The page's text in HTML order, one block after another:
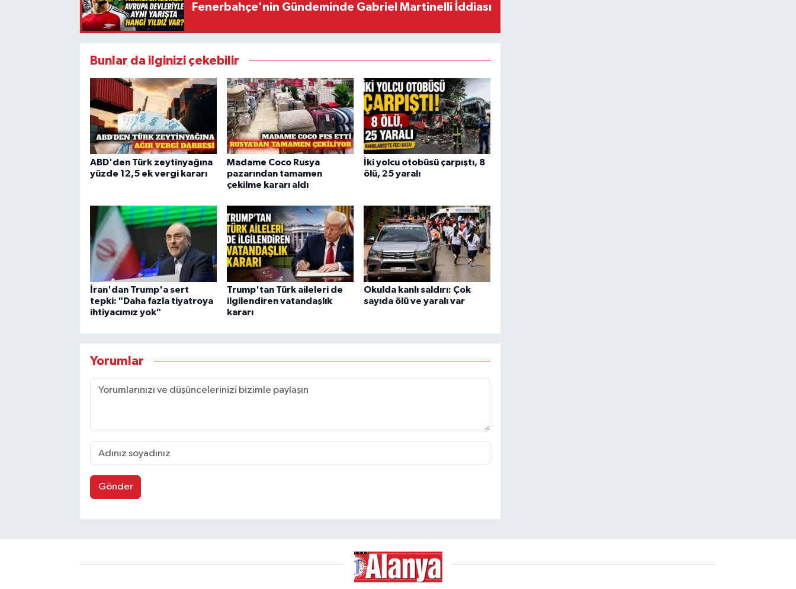
Fenerbahçe'nin Gündeminde Gabriel Martinelli İddiası
Bunlar da ilginizi çekebilir
ABD'den Türk zeytinyağına
yüzde 12,5 ek vergi kararı
Madame Coco Rusya
pazarından tamamen
çekilme kararı aldı
İki yolcu otobüsü çarpıştı, 8
ölü, 25 yaralı
İran'dan Trump'a sert
tepki: "Daha fazla tiyatroya
ihtiyacımız yok"
Trump'tan Türk aileleri de
ilgilendiren vatandaşlık
kararı
Okulda kanlı saldırı: Çok
sayıda ölü ve yaralı var
Yorumlar
Gönder